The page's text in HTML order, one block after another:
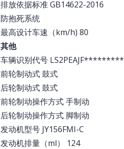
排放依据标准 GB14622-2016
防抱死系统
最高设计车速（km/h) 80
其他
车辆识别代号 LS2PEAJF*********
前轮制动式 鼓式
后轮制动式 鼓式
前轮制动操作方式 手制动
后轮制动操作方式 脚制动
发动机型号 JY156FMI-C
发动机排量（ml） 124